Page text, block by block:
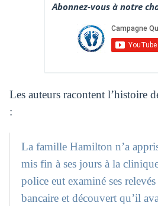
Abonnez-vous à notre
Les auteurs racontent l’histoire
:
La famille Hamilton n’a
mis fin à ses jours à la
police eut examiné ses
bancaire et découvert qu’il